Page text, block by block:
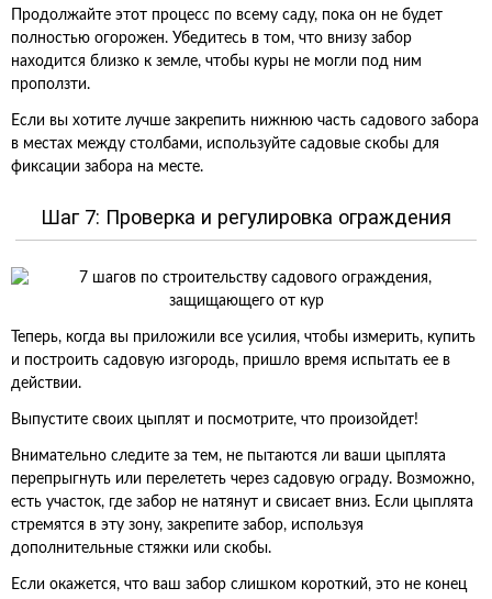
Продолжайте этот процесс по всему саду, пока он не будет
полностью огорожен. Убедитесь в том, что внизу забор
находится близко к земле, чтобы куры не могли под ним
проползти.
Если вы хотите лучше закрепить нижнюю часть садового забора
в местах между столбами, используйте садовые скобы для
фиксации забора на месте.
Шаг 7: Проверка и регулировка ограждения
Теперь, когда вы приложили все усилия, чтобы измерить, купить
и построить садовую изгородь, пришло время испытать ее в
действии.
Выпустите своих цыплят и посмотрите, что произойдет!
Внимательно следите за тем, не пытаются ли ваши цыплята
перепрыгнуть или перелететь через садовую ограду. Возможно,
есть участок, где забор не натянут и свисает вниз. Если цыплята
стремятся в эту зону, закрепите забор, используя
дополнительные стяжки или скобы.
Если окажется, что ваш забор слишком короткий, это не конец